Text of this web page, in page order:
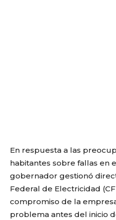
En respuesta a las
habitantes sobre fallas en
gobernador gestionó
Federal de Electricidad
compromiso de la
problema antes del inicio